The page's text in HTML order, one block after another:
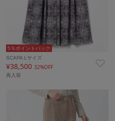
5％ポイントバック
SCAPA Lサイズ
¥38,500 32%OFF
再入荷